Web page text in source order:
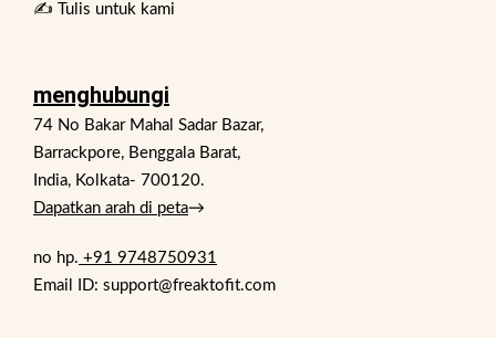
✍️ Tulis untuk kami
menghubungi
74 No Bakar Mahal Sadar Bazar,
Barrackpore, Benggala Barat,
India, Kolkata- 700120.
Dapatkan arah di peta→
no hp. +91 9748750931
Email ID: support@freaktofit.com